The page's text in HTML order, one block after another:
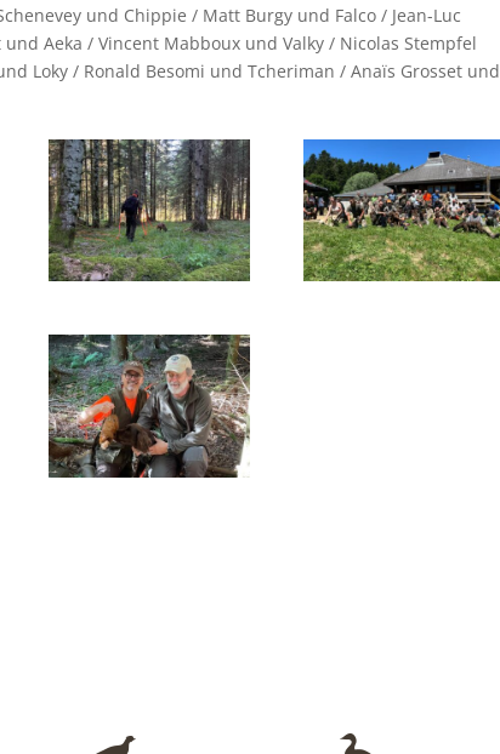
und Chippie / Matt Burgy und Falco / Jean-Luc
Aeka / Vincent Mabboux und Valky / Nicolas Stempfel
Loky / Ronald Besomi und Tcheriman / Anaïs Grosset und